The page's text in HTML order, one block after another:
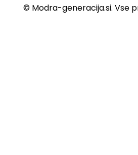
© Modra-generacija.si. Vse